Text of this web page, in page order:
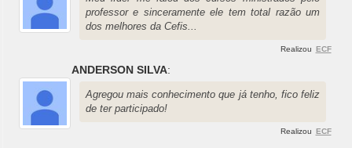
professor e sinceramente ele tem total razão um
dos melhores da Cefis...
Realizou ECF
ANDERSON SILVA:
Agregou mais conhecimento que já tenho, fico feliz
de ter participado!
Realizou ECF